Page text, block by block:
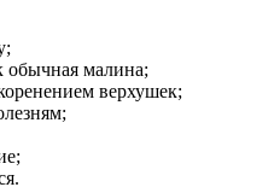
обычная малина;
верхушек;